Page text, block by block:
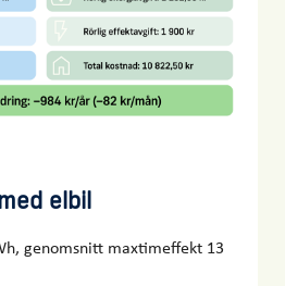
elbil
genomsnitt maxtimeffekt 13